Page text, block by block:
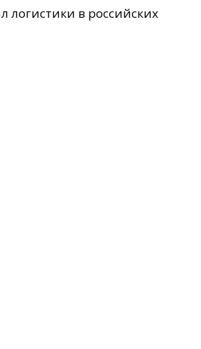
логистики в российских